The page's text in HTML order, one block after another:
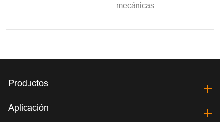
mecánicas.
Productos
Aplicación